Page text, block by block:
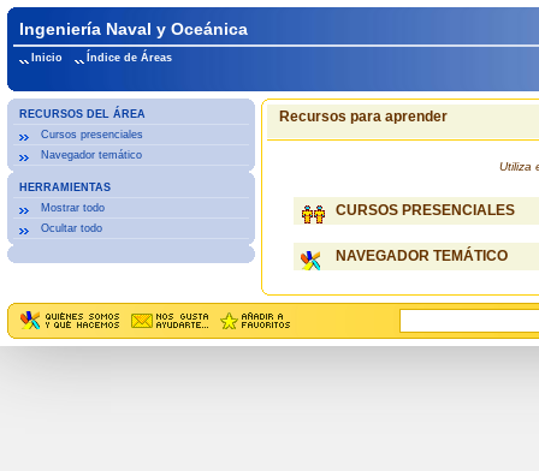
Ingeniería Naval y Oceánica
Inicio Índice de Áreas
RECURSOS DEL ÁREA
Cursos presenciales
Navegador temático
HERRAMIENTAS
Mostrar todo
Ocultar todo
Recursos para aprender
Utiliza
CURSOS PRESENCIALES
NAVEGADOR TEMÁTICO